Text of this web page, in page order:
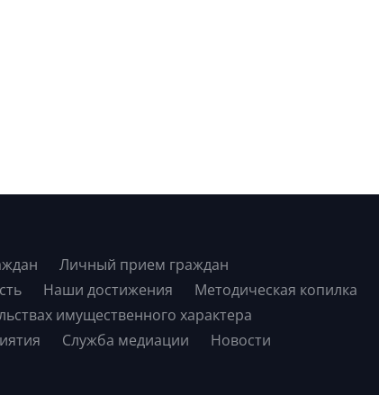
Личный прием граждан
Наши достижения
Методическая копилка
имущественного характера
Служба медиации
Новости